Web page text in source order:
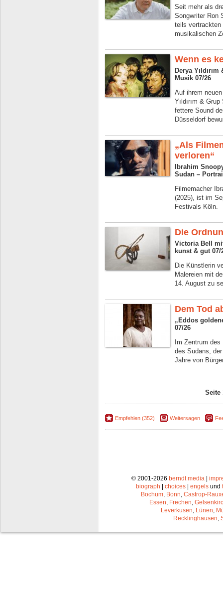
Seit mehr als
Songwriter Ron
teils vertrackten
musikalischen
Wenn es
Derya
Musik 07/26
Auf ihrem neuen
Yıldırım &
fettere Sound
Düsseldorf
„Als
verloren“
Ibrahim
Sudan –
Filmemacher
(2025), ist im
Festivals Köln.
Die
Victoria Bell
kunst & gut 07/
Die Künstlerin
Malereien mit
14. August zu
Dem Tod
„Eddos
07/26
Im Zentrum
des Sudans,
Jahre von
Seite
Empfehlen (352) Weitersagen
© 2001-2026 berndt media|
biograph
choices engels und
Bochum, Bonn, Castrop-
Essen, Frechen,
Leverkusen, Lünen,
Recklinghausen,